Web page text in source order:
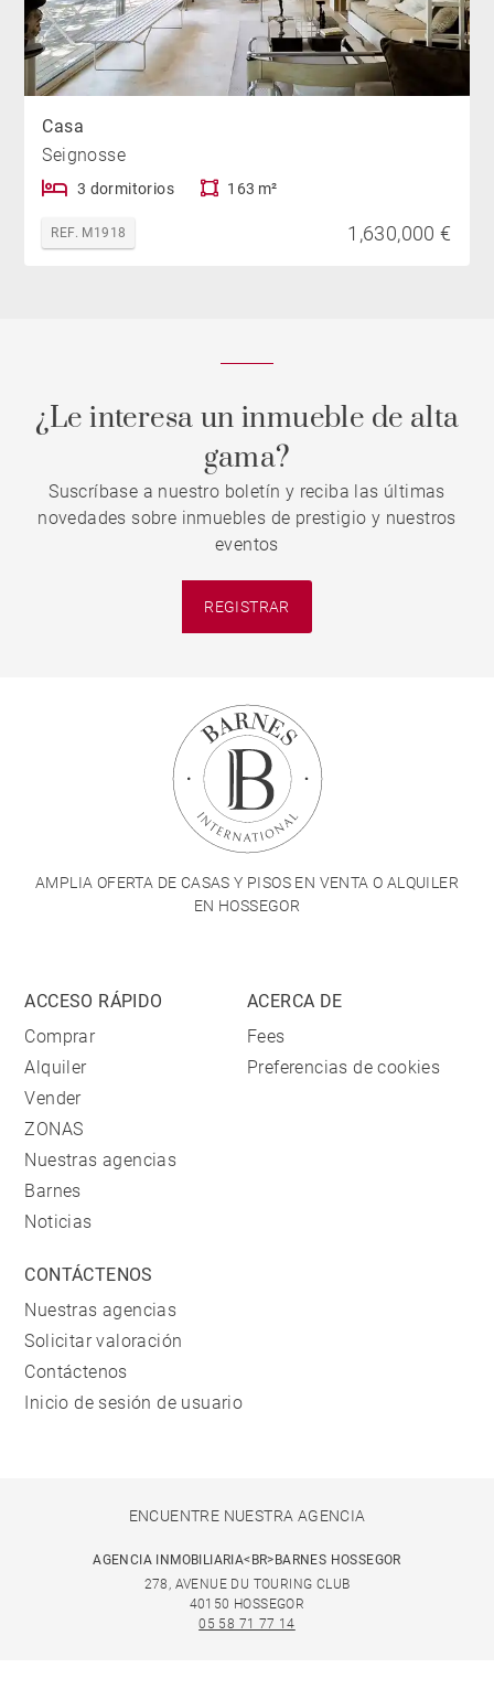
Casa
Seignosse
3 dormitorios 163 m²
REF. M1918 1,630,000 €
¿Le interesa un inmueble de alta
gama?
Suscríbase a nuestro boletín y reciba las últimas
novedades sobre inmuebles de prestigio y nuestros
eventos
REGISTRAR
AMPLIA OFERTA DE CASAS Y PISOS EN VENTA O ALQUILER
EN HOSSEGOR
ACCESO RÁPIDO
Comprar
Alquiler
Vender
ZONAS
Nuestras agencias
Barnes
Noticias
ACERCA DE
Fees
Preferencias de cookies
CONTÁCTENOS
Nuestras agencias
Solicitar valoración
Contáctenos
Inicio de sesión de usuario
ENCUENTRE NUESTRA AGENCIA
AGENCIA INMOBILIARIA<BR>BARNES HOSSEGOR
278, AVENUE DU TOURING CLUB
40150 HOSSEGOR
05 58 71 77 14